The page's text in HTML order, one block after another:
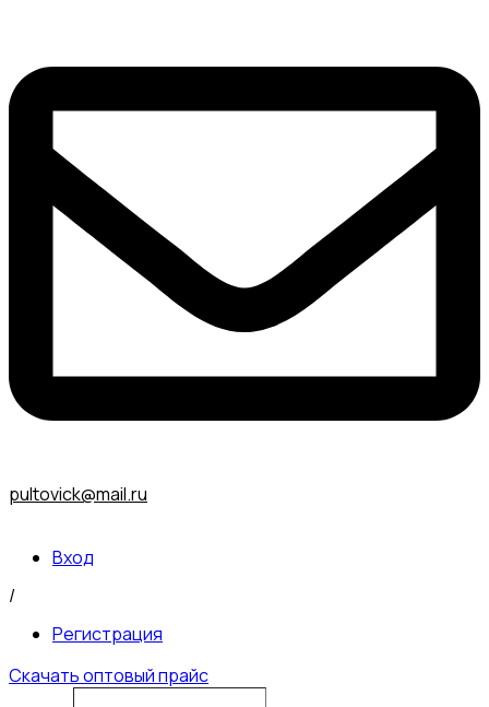
pultovick@mail.ru
Вход
/
Регистрация
Скачать оптовый прайс